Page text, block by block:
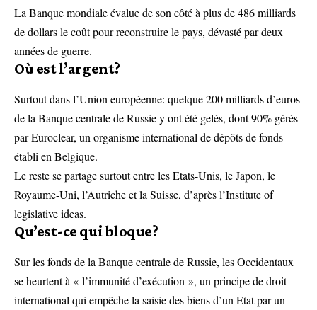
La Banque mondiale évalue de son côté à plus de 486 milliards
de dollars le coût pour reconstruire le pays, dévasté par deux
années de guerre.
Où est l’argent?
Surtout dans l’Union européenne: quelque 200 milliards d’euros
de la Banque centrale de Russie y ont été gelés, dont 90% gérés
par Euroclear, un organisme international de dépôts de fonds
établi en Belgique.
Le reste se partage surtout entre les Etats-Unis, le Japon, le
Royaume-Uni, l’Autriche et la Suisse, d’après l’Institute of
legislative ideas.
Qu’est-ce qui bloque?
Sur les fonds de la Banque centrale de Russie, les Occidentaux
se heurtent à « l’immunité d’exécution », un principe de droit
international qui empêche la saisie des biens d’un Etat par un